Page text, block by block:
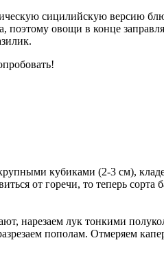
сицилийскую версию
поэтому овощи в конце
кубиками (2-3 см),
от горечи, то теперь
нарезаем лук тонкими
пополам. Отмеряем